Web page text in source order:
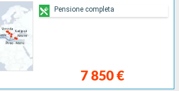
7 850 €
Pensione completa